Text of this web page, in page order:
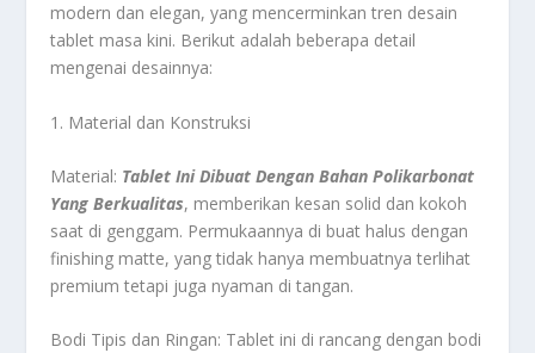
modern dan elegan, yang mencerminkan tren desain
tablet masa kini. Berikut adalah beberapa detail
mengenai desainnya:
1. Material dan Konstruksi
Material: Tablet Ini Dibuat Dengan Bahan Polikarbonat
Yang Berkualitas, memberikan kesan solid dan kokoh
saat di genggam. Permukaannya di buat halus dengan
finishing matte, yang tidak hanya membuatnya terlihat
premium tetapi juga nyaman di tangan.
Bodi Tipis dan Ringan: Tablet ini di rancang dengan bodi